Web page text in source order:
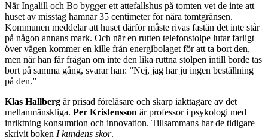
När Ingalill och Bo bygger ett attefallshus på tomten vet de inte att
huset av misstag hamnar 35 centimeter för nära tomtgränsen.
Kommunen meddelar att huset därför måste rivas fastän det inte står
på någon annans mark. Och när en rutten telefonstolpe lutar farligt
över vägen kommer en kille från energibolaget för att ta bort den,
men när han får frågan om inte den lika ruttna stolpen intill borde tas
bort på samma gång, svarar han: ”Nej, jag har ju ingen beställning
på den.”
Klas Hallberg är prisad föreläsare och skarp iakttagare av det
mellanmänskliga. Per Kristensson är professor i psykologi med
inriktning konsumtion och innovation. Tillsammans har de tidigare
skrivit boken I kundens skor.